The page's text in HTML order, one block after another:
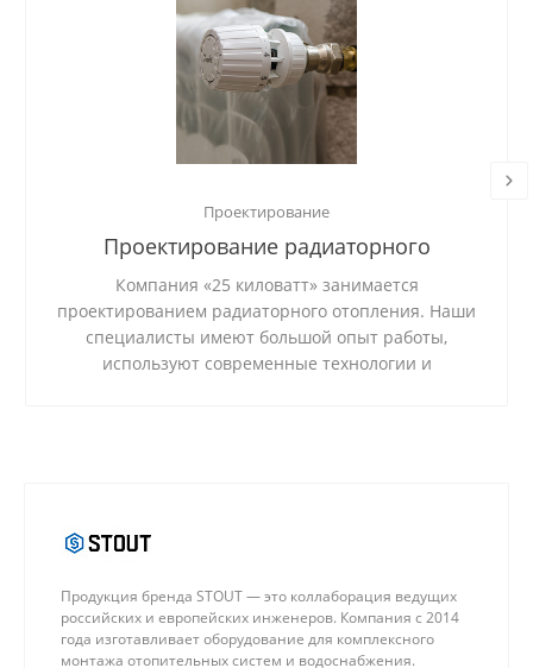
Проектирование
Проектирование радиаторного
отопления
Компания «25 киловатт» занимается
проектированием радиаторного отопления. Наши
специалисты имеют большой опыт работы,
используют современные технологии и
Продукция бренда STOUT — это коллаборация ведущих
российских и европейских инженеров. Компания с 2014
года изготавливает оборудование для комплексного
монтажа отопительных систем и водоснабжения.